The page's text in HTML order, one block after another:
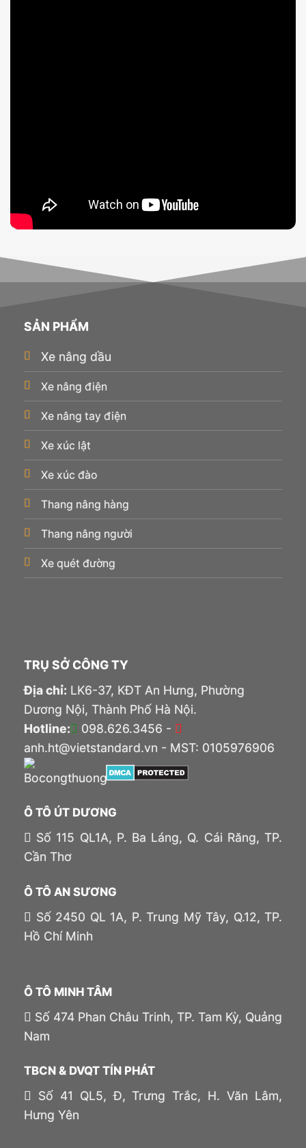
SẢN PHẨM
Xe nâng dầu
Xe nâng điện
Xe nâng tay điện
Xe xúc lật
Xe xúc đào
Thang nâng hàng
Thang nâng người
Xe quét đường
TRỤ SỞ CÔNG TY
Địa chỉ: LK6-37, KĐT An Hưng, Phường
Dương Nội, Thành Phố Hà Nội.
Hotline:
098.626.3456 -
anh.ht@vietstandard.vn - MST: 0105976906
Ô TÔ ÚT DƯƠNG
Số 115 QL1A, P. Ba Láng, Q. Cái Răng, TP.
Cần Thơ
Ô TÔ AN SƯƠNG
Số 2450 QL 1A, P. Trung Mỹ Tây, Q.12, TP.
Hồ Chí Minh
Ô TÔ MINH TÂM
Số 474 Phan Châu Trinh, TP. Tam Kỳ, Quảng
Nam
TBCN & DVQT TÍN PHÁT
Số 41 QL5, Đ, Trưng Trắc, H. Văn Lâm,
Hưng Yên